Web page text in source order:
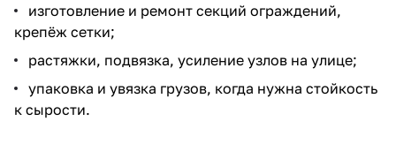
изготовление и ремонт секций ограждений,
крепёж сетки;
растяжки, подвязка, усиление узлов на улице;
упаковка и увязка грузов, когда нужна стойкость
к сырости.